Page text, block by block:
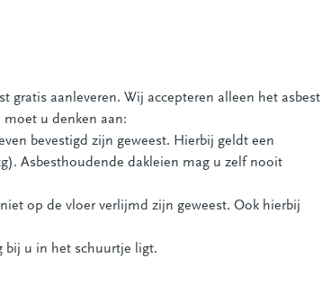
gratis aanleveren. Wij accepteren alleen het asbest
u denken aan:
bevestigd zijn geweest. Hierbij geldt een
Asbesthoudende dakleien mag u zelf nooit
op de vloer verlijmd zijn geweest. Ook hierbij
bij u in het schuurtje ligt.